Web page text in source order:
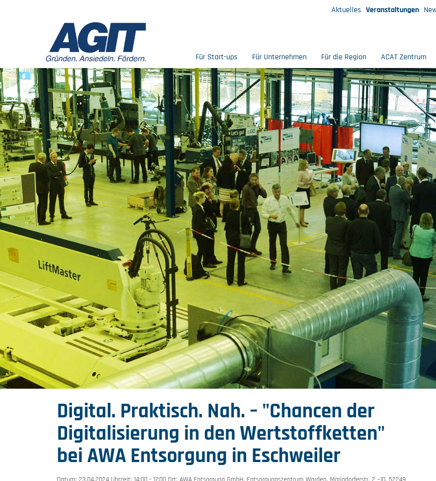
Aktuelles Veranstaltungen
Für Start-ups Für Unternehmen Für die Region ACAT Zentrum
Digital. Praktisch. Nah. – "Chancen der
Digitalisierung in den Wertstoffketten"
bei AWA Entsorgung in Eschweiler